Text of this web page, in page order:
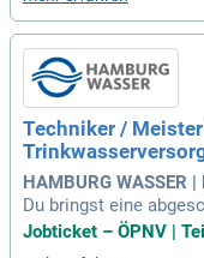
chniker (m/w/d) im
entsorgung!
Techniker /
HAMBURG WASSER
Du bringst eine
ng zum staatlich
Jobticket – ÖPNV |